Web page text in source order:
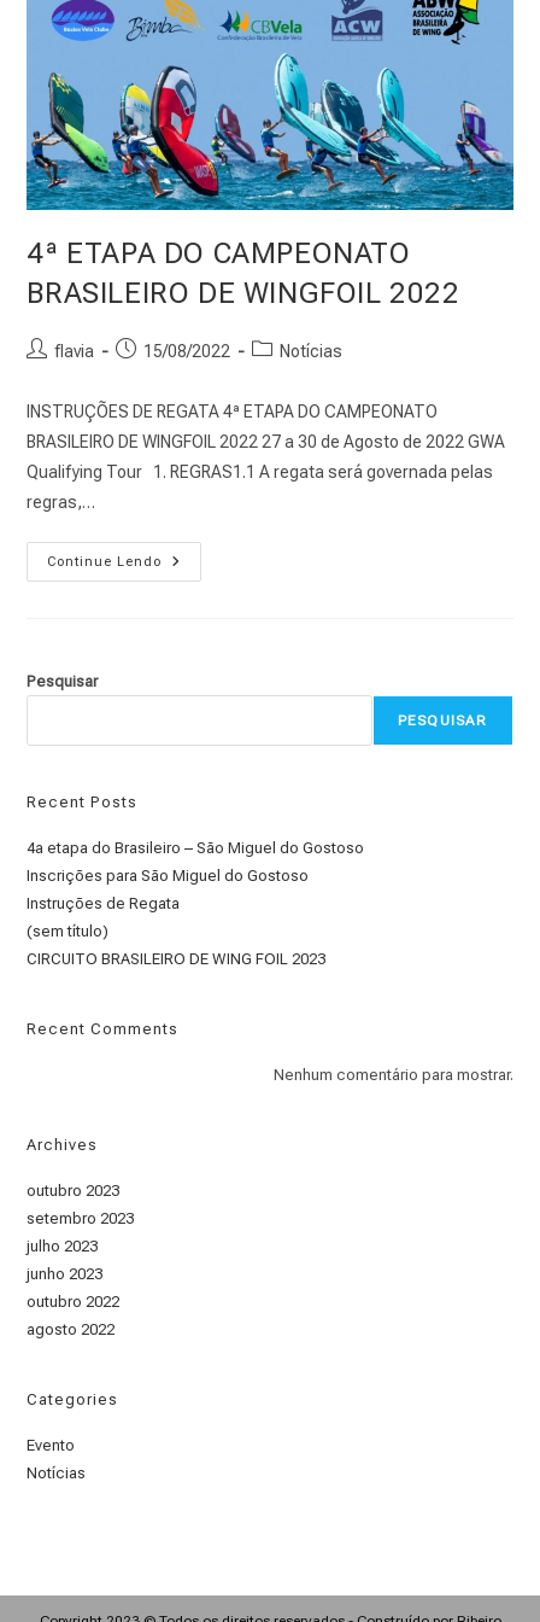
4ª ETAPA DO CAMPEONATO
BRASILEIRO DE WINGFOIL 2022
Autorflavia
Post15/08/2022
Categoria
Notícias
INSTRUÇÕES DE REGATA 4ª ETAPA DO CAMPEONATO
BRASILEIRO DE WINGFOIL 2022 27 a 30 de Agosto de 2022 GWA
Qualifying Tour 1. REGRAS1.1 A regata será governada pelas
regras,…
Continue Lendo
4ª
ETAPA
Pesquisar
PESQUISAR
Recent Posts
4a etapa do Brasileiro – São Miguel do Gostoso
Inscrições para São Miguel do Gostoso
Instruções de Regata
(sem título)
CIRCUITO BRASILEIRO DE WING FOIL 2023
Recent Comments
Nenhum comentário para mostrar.
Archives
outubro 2023
setembro 2023
julho 2023
junho 2023
outubro 2022
agosto 2022
Categories
Evento
Notícias